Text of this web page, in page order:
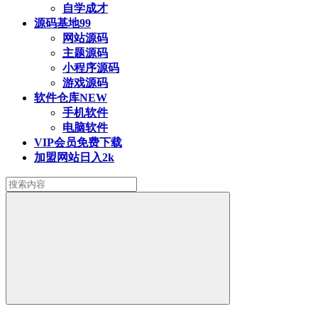
自学成才
源码基地99
网站源码
主题源码
小程序源码
游戏源码
软件仓库NEW
手机软件
电脑软件
VIP会员免费下载
加盟网站日入2k